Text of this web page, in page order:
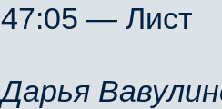
47:05 — Лист
Дарья